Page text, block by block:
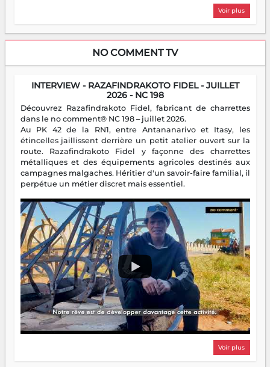
Voir plus
NO COMMENT TV
INTERVIEW - RAZAFINDRAKOTO FIDEL - JUILLET
2026 - NC 198
Découvrez Razafindrakoto Fidel, fabricant de charrettes
dans le no comment® NC 198 – juillet 2026.
Au PK 42 de la RN1, entre Antananarivo et Itasy, les
étincelles jaillissent derrière un petit atelier ouvert sur la
route. Razafindrakoto Fidel y façonne des charrettes
métalliques et des équipements agricoles destinés aux
campagnes malgaches. Héritier d'un savoir-faire familial, il
perpétue un métier discret mais essentiel.
Voir plus